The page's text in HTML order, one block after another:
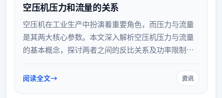
空压机压力和流量的关系
空压机在工业生产中扮演着重要角色，而压力与流量
是其两大核心参数。本文深入解析空压机压力与流量
的基本概念，探讨两者之间的反比关系及功率限制原
议，帮助企业合理平衡压力与流量，优化管路设计，
阅读全文 资讯